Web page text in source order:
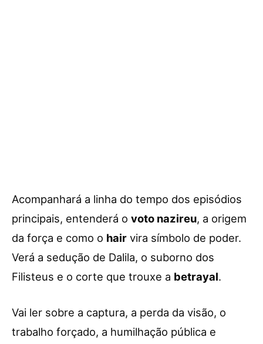
Acompanhará a linha do tempo dos episódios
principais, entenderá o voto nazireu, a origem
da força e como o hair vira símbolo de poder.
Verá a sedução de Dalila, o suborno dos
Filisteus e o corte que trouxe a betrayal.
Vai ler sobre a captura, a perda da visão, o
trabalho forçado, a humilhação pública e